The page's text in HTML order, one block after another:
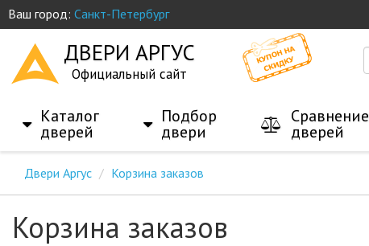
Ваш город: Санкт-Петербург
ДВЕРИ АРГУС
Официальный сайт
Каталог
дверей
Подбор
двери
Сравнение
дверей
Двери Аргус Корзина заказов
Корзина заказов